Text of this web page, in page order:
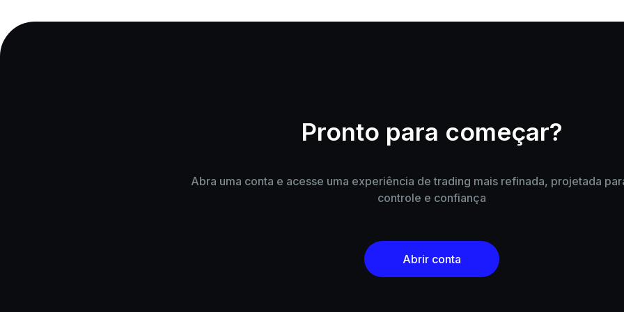
Pronto para começar?
Abra uma conta e acesse uma experiência de trading mais refinada, projetada
controle e confiança
Abrir conta